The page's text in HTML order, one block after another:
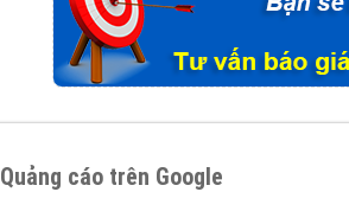
Quảng cáo trên Google